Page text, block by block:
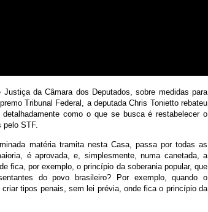
da Câmara dos Deputados, sobre medidas para
Tribunal Federal, a deputada Chris Tonietto rebateu
detalhadamente como o que se busca é restabelecer o
pelo STF.
matéria tramita nesta Casa, passa por todas as
é aprovada, e, simplesmente, numa canetada, a
fica, por exemplo, o princípio da soberania popular, que
do povo brasileiro? Por exemplo, quando o
tipos penais, sem lei prévia, onde fica o princípio da